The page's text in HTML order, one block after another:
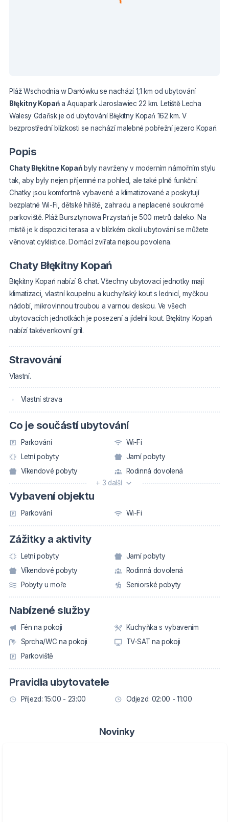
Pláž Wschodnia w Darłówku se nachází 1,1 km od ubytování
Błękitny Kopańa Aquapark Jaroslawiec 22 km. Letiště Lecha
Walesy Gdaňsk je od ubytování Błękitny Kopań 162 km. V
bezprostřední blízkosti se nachází malebné pobřežní jezero Kopań.
Popis
Chaty Błękitne Kopańbyly navrženy v moderním námořním stylu
tak, aby byly nejen příjemné na pohled, ale také plně funkční.
Chatky jsou komfortně vybavené a klimatizované a poskytují
bezplatné Wi-Fi, dětské hřiště, zahradu a neplacené soukromé
parkoviště. Pláž Bursztynowa Przystań je 500 metrů daleko. Na
místě je k dispozici terasa a v blízkém okolí ubytování se můžete
věnovat cyklistice. Domácí zvířata nejsou povolena.
Chaty Błękitny Kopań
Błękitny Kopań nabízí 8 chat. Všechny ubytovací jednotky mají
klimatizaci, vlastní koupelnu a kuchyňský kout s lednicí, myčkou
nádobí, mikrovlnnou troubou a varnou deskou. Ve všech
ubytovacích jednotkách je posezení a jídelní kout. Błękitny Kopań
nabízí takévenkovní gril.
Stravování
Vlastní.
Vlastní strava
Co je součástí ubytování
Parkování
Wi-Fi
Letní pobyty
Jarní pobyty
Víkendové pobyty
Rodinná dovolená
+ 3 další
Vybavení objektu
Parkování Wi-Fi
Zážitky a aktivity
Letní pobyty
Jarní pobyty
Víkendové pobyty
Rodinná dovolená
Pobyty u moře
Seniorské pobyty
Nabízené služby
Fén na pokoji
Kuchyňka s vybavením
Sprcha/WC na pokoji
TV-SAT na pokoji
Parkoviště
Pravidla ubytovatele
Příjezd: 15:00 - 23:00 Odjezd: 02:00 - 11:00
Novinky